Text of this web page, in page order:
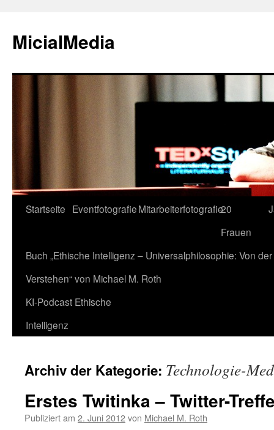
MicialMedia
Zum
springen
Startseite EventfotografieMitarbeiterfotografie20
Frauen
Buch „Ethische Intelligenz – Universalphilosophie: Von
Verstehen“ von Michael M. Roth
KI-Podcast Ethische
Intelligenz
Archiv der Kategorie: Technologie-
Erstes Twitinka – Twitter-
Publiziert am 2. Juni 2012von Michael M. Roth